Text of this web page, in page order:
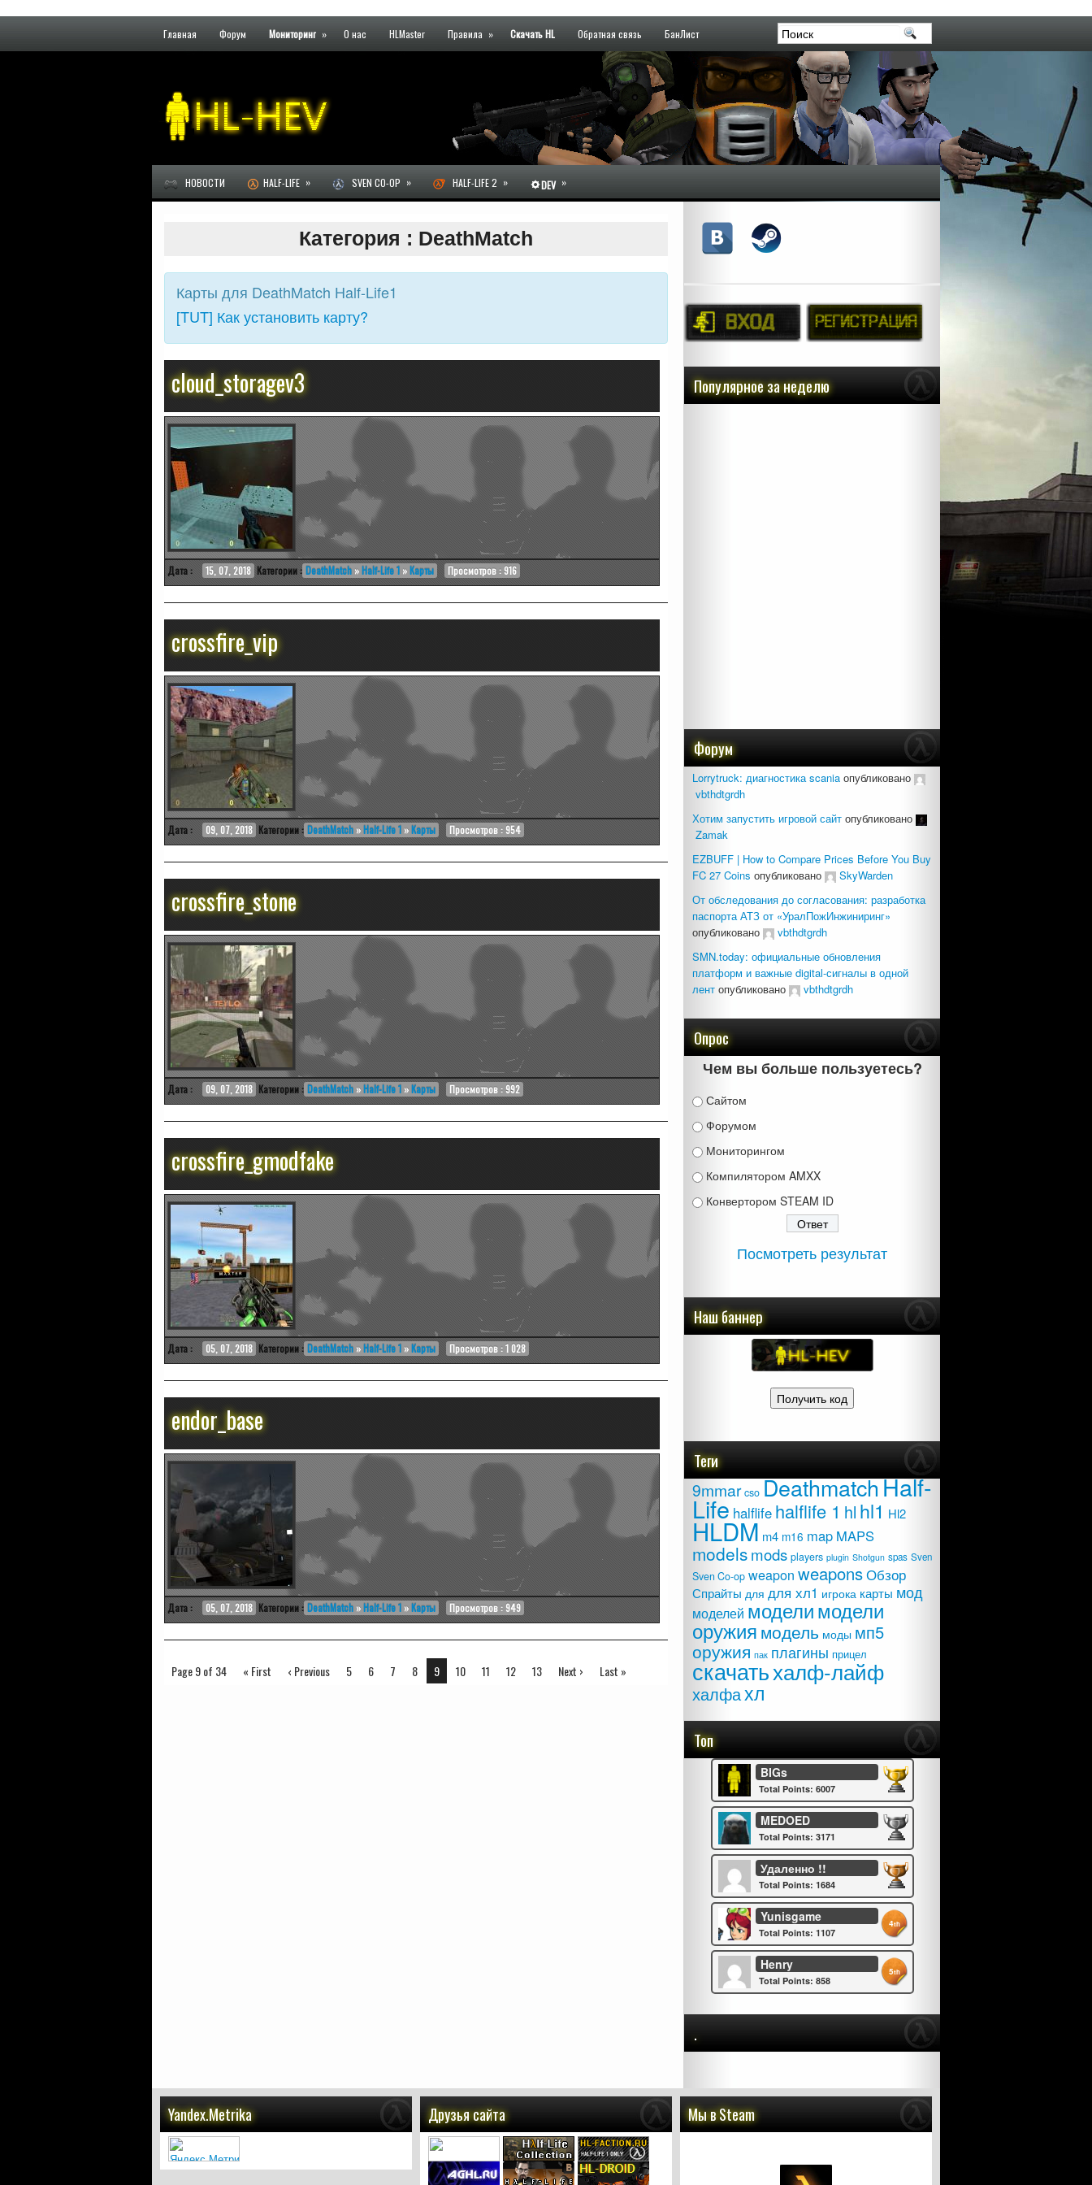
Главная Форум Мониторинг » О нас HLMaster Правила » Скачать HL Обратная связь БанЛист
НОВОСТИ HALF-LIFE » SVEN CO-OP » HALF-LIFE 2 » DEV »
Категория : DeathMatch
Карты для DeathMatch Half-Life1
[TUT] Как установить карту?
cloud_storagev3
Дата : 15, 07, 2018 Категории : DeathMatch »Half-Life 1 »Карты Просмотров : 916
crossfire_vip
Дата : 09, 07, 2018 Категории : DeathMatch »Half-Life 1 »Карты Просмотров : 954
crossfire_stone
Дата : 09, 07, 2018 Категории : DeathMatch »Half-Life 1 »Карты Просмотров : 992
crossfire_gmodfake
Дата : 05, 07, 2018 Категории : DeathMatch »Half-Life 1 »Карты Просмотров : 1 028
endor_base
Дата : 05, 07, 2018 Категории : DeathMatch »Half-Life 1 »Карты Просмотров : 949
Page 9 of 34 « First ‹ Previous 5 6 7 8 9 10 11 12 13 Next › Last »
Популярное за неделю
Форум
Lorrytruck: диагностика scania опубликовано
vbthdtgrdh
Хотим запустить игровой сайт опубликовано
Zamak
EZBUFF | How to Compare Prices Before You Buy
FC 27 Coins опубликовано
SkyWarden
От обследования до согласования: разработка
паспорта АТЗ от «УралПожИнжиниринг»
опубликовано
vbthdtgrdh
SMN.today: официальные обновления
платформ и важные digital-сигналы в одной
лент опубликовано vbthdtgrdh
Опрос
Чем вы больше пользуетесь?
Сайтом
Форумом
Мониторингом
Компилятором AMXX
Конвертором STEAM ID
Посмотреть результат
Наш баннер
Теги
9mmar cso DeathmatchHalf-
Life halflife halflife 1 hl hl1 Hl2
HLDM m4 m16 map MAPS
modelsmods players plugin Shotgun spas Sven
Sven Co-op weapon weaponsОбзор
Спрайты для для хл1 игрока карты мод
моделей моделимодели
оружиямодель моды мп5
оружия пак плагины прицел
скачатьхалф-лайф
халфахл
Топ
BIGs
Total Points: 6007
MEDOED
Total Points: 3171
Удаленно !!
Total Points: 1684
Yunisgame
Total Points: 1107
4th
Henry
Total Points: 858
5th
.
Yandex.Metrika Друзья сайта Мы в Steam